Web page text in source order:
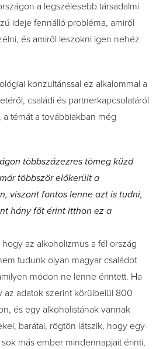
a legszélesebb társadalmi
ideje fennálló probléma, amiről
és amiről leszokni igen nehéz
konzultánssal ez alkalommal a
családi és partnerkapcsolatáról
témát a továbbiakban még
többszázezres tömeg küzd
többször előkerült a
viszont fontos lenne azt is tudni,
hány főt érint itthon ez a
hogy az alkoholizmus a fél ország
tudunk olyan magyar családot
módon ne lenne érintett. Ha
az adatok szerint körülbelül 800
és egy alkoholistának vannak
barátai, rögtön látszik, hogy egy-
más ember mindennapjait érinti,